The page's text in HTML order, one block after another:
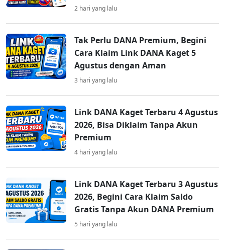
2 hari yang lalu
Tak Perlu DANA Premium, Begini
Cara Klaim Link DANA Kaget 5
Agustus dengan Aman
3 hari yang lalu
Link DANA Kaget Terbaru 4 Agustus
2026, Bisa Diklaim Tanpa Akun
Premium
4 hari yang lalu
Link DANA Kaget Terbaru 3 Agustus
2026, Begini Cara Klaim Saldo
Gratis Tanpa Akun DANA Premium
5 hari yang lalu